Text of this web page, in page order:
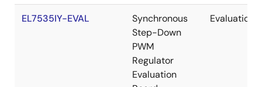
EL7535IY-EVAL
Synchronous
Step-Down
PWM
Regulator
Evaluation
Evaluation